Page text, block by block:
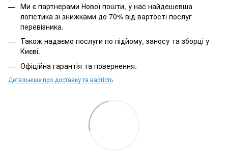
Ми є партнерами Нової пошти, у нас найдешевша
логістика зі знижками до 70% від вартості послуг
перевізника.
Також надаємо послуги по підйому, заносу та зборці у
Києві.
Офіційна гарантія та повернення.
Детальніше про доставку та вартість